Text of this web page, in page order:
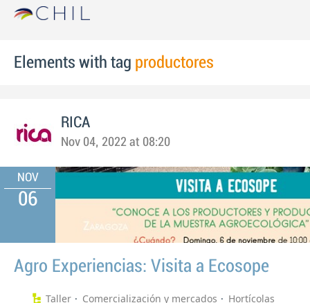
Elements with tag productores
RICA
Nov 04, 2022 at 08:20
NOV
06
Agro Experiencias: Visita a Ecosope
Taller Comercialización y mercados
Hortícolas